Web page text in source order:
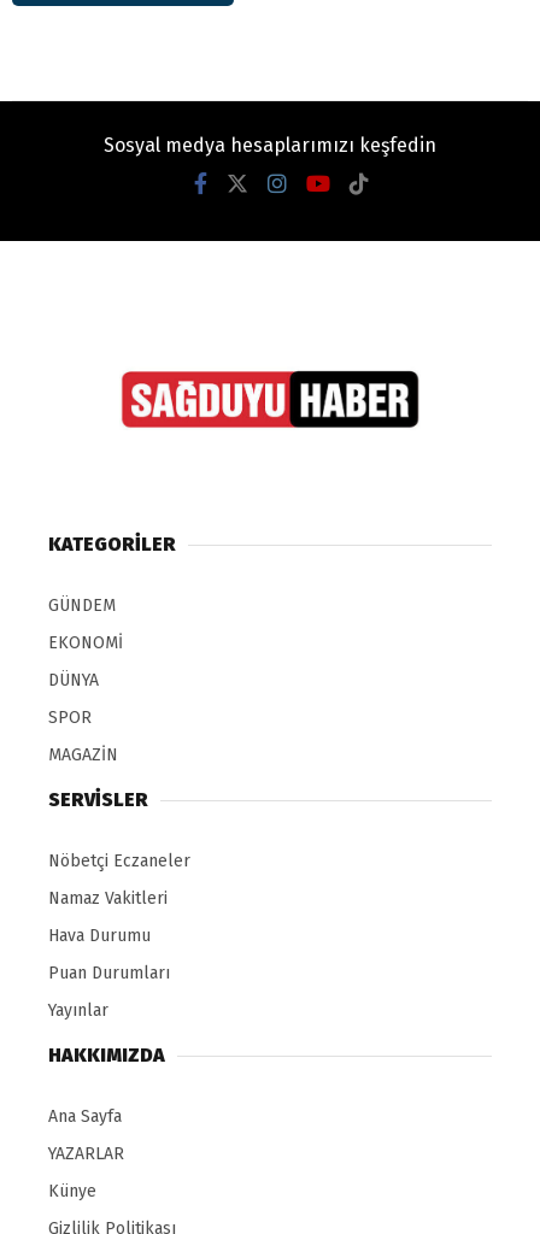
Sosyal medya hesaplarımızı keşfedin
KATEGORİLER
GÜNDEM
EKONOMİ
DÜNYA
SPOR
MAGAZİN
SERVİSLER
Nöbetçi Eczaneler
Namaz Vakitleri
Hava Durumu
Puan Durumları
Yayınlar
HAKKIMIZDA
Ana Sayfa
YAZARLAR
Künye
Gizlilik Politikası